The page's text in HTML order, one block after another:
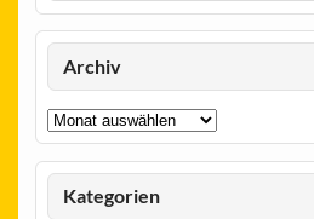
Archiv
Archiv
Kategorien